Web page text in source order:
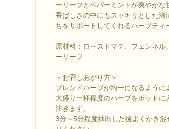
ーリーフとペパーミントが爽やかな
香ばしさの中にもスッキリとした
ちをサポートしてくれるハーブティ
原材料：ローストマテ、フェンネ
ーリーフ
＜お召しあがり方＞
ブレンドハーブが均一になるよう
大盛り一杯程度のハーブをポット
注ぎます。
3分～5分程度抽出した後よくかき